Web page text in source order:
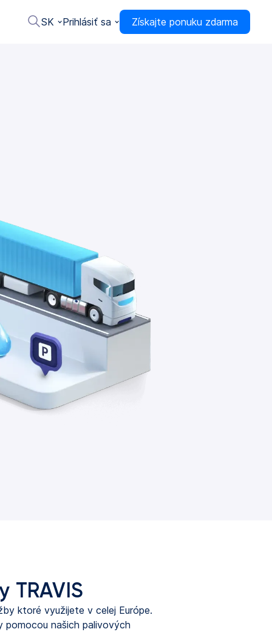
SK Prihlásiť sa Získajte ponuku zdarma
TRAVIS
ktoré využijete v celej Európe.
našich palivových